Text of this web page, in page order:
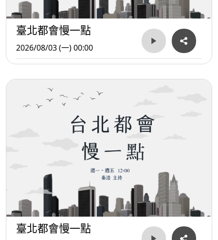
臺北都會慢一點
2026/08/03 (一) 00:00
臺北都會慢一點